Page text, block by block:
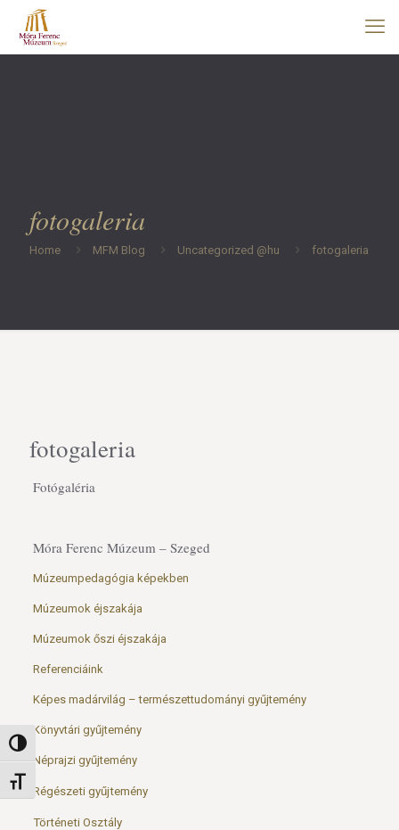
Nagy kontraszt váltása
Betűméret váltása
fotogaleria
Home MFM Blog Uncategorized @hu fotogaleria
fotogaleria
Fotógaléria
Móra Ferenc Múzeum – Szeged
Múzeumpedagógia képekben
Múzeumok éjszakája
Múzeumok őszi éjszakája
Referenciáink
Képes madárvilág – természettudományi gyűjtemény
Könyvtári gyűjtemény
Néprajzi gyűjtemény
Régészeti gyűjtemény
Történeti Osztály